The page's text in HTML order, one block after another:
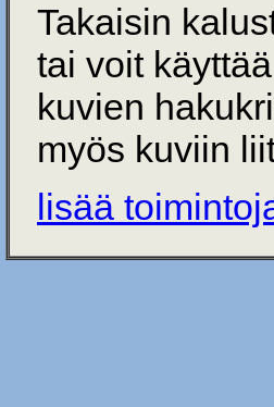
Takaisin
tai voit
kuvien
myös kuviin
lisää